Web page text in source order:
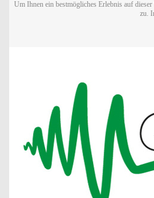
Um Ihnen ein bestmögliches Erlebnis auf
zu.